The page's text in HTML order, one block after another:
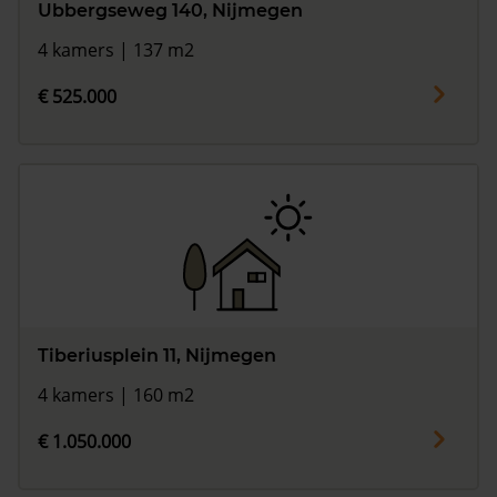
Ubbergseweg 140, Nijmegen
4 kamers | 137 m2
€ 525.000
Tiberiusplein 11, Nijmegen
4 kamers | 160 m2
€ 1.050.000